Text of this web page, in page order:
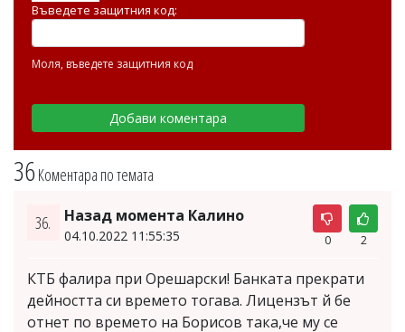
36Коментара по темата
36. Назад момента Калино
04.10.2022 11:55:35 0 2
КТБ фалира при Орешарски! Банката прекрати
дейността си времето тогава. Лицензът й бе
отнет по времето на Борисов така,че му се
Въведете защитния код:
Моля, въведете защитния код